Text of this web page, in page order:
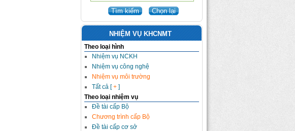
NHIỆM VỤ KHCNMT
Theo loại hình
Nhiệm vụ NCKH
Nhiệm vụ công nghệ
Nhiệm vụ môi trường
Tất cả [+ ]
Theo loại nhiệm vụ
Đề tài cấp Bộ
Chương trình cấp Bộ
Đề tài cấp cơ sở